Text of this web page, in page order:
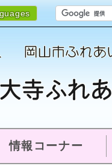
情報コーナー